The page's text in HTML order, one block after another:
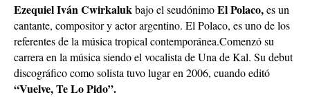
Ezequiel Iván Cwirkalukbajo el seudónimoEl Polaco,es un
cantante, compositor y actor argentino. El Polaco, es uno de los
referentes de la música tropical contemporánea.Comenzó su
carrera en la música siendo el vocalista de Una de Kal. Su debut
discográfico como solista tuvo lugar en 2006, cuando editó
“Vuelve, Te Lo Pido”.